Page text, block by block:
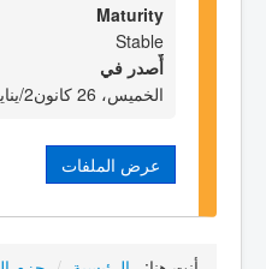
Maturity
Stable
أٌصدر في
الخميس، 26 كانون2/يناير 2012 23:00
عرض الملفات